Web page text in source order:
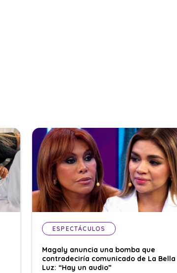
ESPECTÁCULOS
Magaly anuncia una bomba que
contradeciría comunicado de La Bella
Luz: “Hay un audio”